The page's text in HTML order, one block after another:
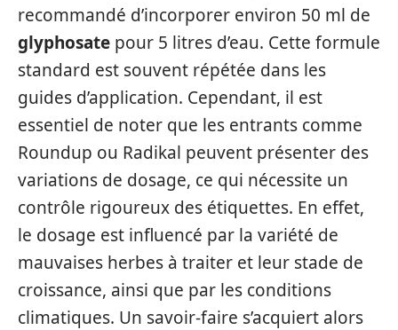
recommandé d’incorporer environ 50 ml de
glyphosate pour 5 litres d’eau. Cette formule
standard est souvent répétée dans les
guides d’application. Cependant, il est
essentiel de noter que les entrants comme
Roundup ou Radikal peuvent présenter des
variations de dosage, ce qui nécessite un
contrôle rigoureux des étiquettes. En effet,
le dosage est influencé par la variété de
mauvaises herbes à traiter et leur stade de
croissance, ainsi que par les conditions
climatiques. Un savoir-faire s’acquiert alors